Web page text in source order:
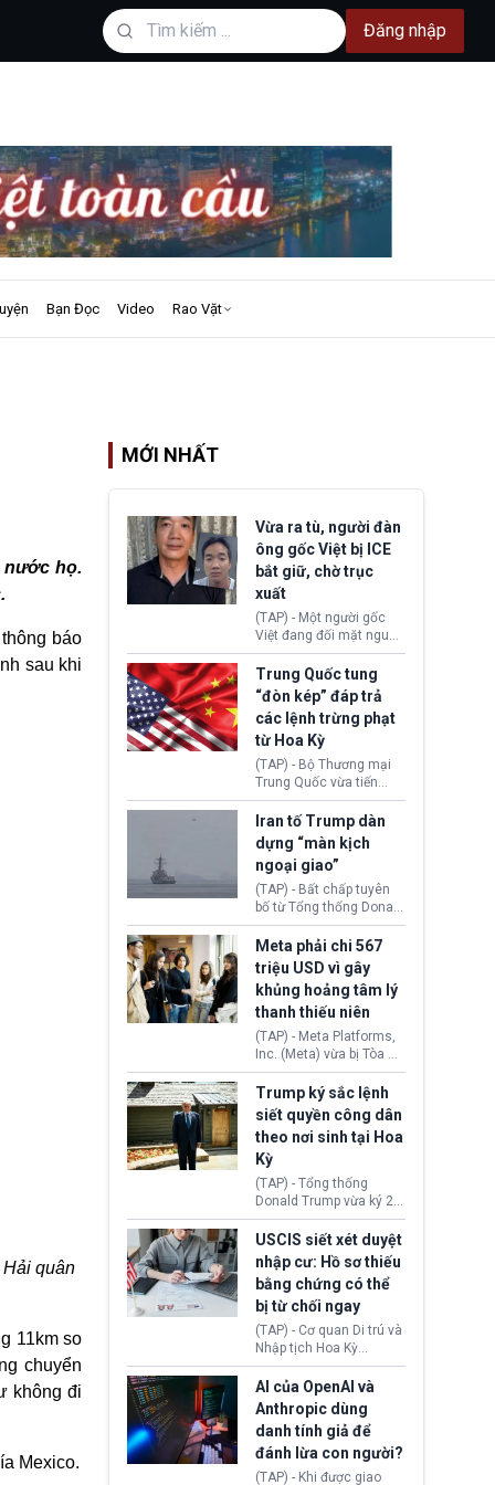
Đăng nhập
Bạn Đọc Video Rao Vặt
nước họ.
báo
sau khi
Hải quân
11km so
chuyển
không đi
Mexico.
MỚI NHẤT
Vừa ra tù, người đàn
ông gốc Việt bị ICE
bắt giữ, chờ trục
xuất
(TAP) - Một người gốc
Việt đang đối mặt nguy
cơ bị trục xuất khỏi Hoa
Kỳ sau khi đã chấp hành
xong bản án liên quan
đến tội ác từ hơn 30
năm trước tại California.
Trung Quốc tung
“đòn kép” đáp trả
các lệnh trừng phạt
từ Hoa Kỳ
(TAP) - Bộ Thương mại
Trung Quốc vừa tiến
hành áp đặt lệnh trừng
phạt lên hàng loạt thực
thể và siết chặt kiểm
soát xuất khẩu máy bay
không người lái (UAV)
sang Hoa Kỳ. Động thái
này nhằm đáp trả các
biện pháp hạn chế
thương mại, áp thuế mới
cùng lệnh cấm công
nghệ gần đây từ phía
Washington.
Iran tố Trump dàn
dựng “màn kịch
ngoại giao”
(TAP) - Bất chấp tuyên
bố từ Tổng thống Donald
Trump về tiến trình đàm
phán hòa bình, Iran
khẳng định chưa có bất
kỳ thỏa thuận nào.
Tehran cho rằng, Hoa Kỳ
chỉ đang dàn dựng “màn
kịch ngoại giao” để xoa
dịu căng thẳng.
Meta phải chi 567
triệu USD vì gây
khủng hoảng tâm lý
thanh thiếu niên
(TAP) - Meta Platforms,
Inc. (Meta) vừa bị Tòa án
bang New Mexico yêu
cầu đóng góp 567 triệu
USD vào một quỹ khắc
phục hậu quả. Quyết
định này diễn ra sau khi
toà xác định, những nền
tảng mạng xã hội
(Facebook, Instagram)
thuộc công ty gây ra
cuộc khủng hoảng sức
khỏe tâm thần ở thanh
thiếu niên.
Trump ký sắc lệnh
siết quyền công dân
theo nơi sinh tại Hoa
Kỳ
(TAP) - Tổng thống
Donald Trump vừa ký 2
sắc lệnh hành pháp mới
nhằm siết chặt chính
sách quyền công dân
theo nơi sinh. Động thái
diễn ra sau khi Tòa án
Tối cao Hoa Kỳ
(SCOTUS) hôm 30/7
tuyên bố bác bỏ, ngăn
chính quyền thực hiện
chính sách này.
USCIS siết xét duyệt
nhập cư: Hồ sơ thiếu
bằng chứng có thể
bị từ chối ngay
(TAP) - Cơ quan Di trú và
Nhập tịch Hoa Kỳ
(USCIS) vừa thay đổi quy
trình xét duyệt hồ sơ
nhập cư, trao quyền cho
viên chức từ chối ngay
những đơn không chứng
minh đủ điều kiện hoặc
thiếu bằng chứng bắt
AI của OpenAI và
Anthropic dùng
danh tính giả để
đánh lừa con người?
(TAP) - Khi được giao